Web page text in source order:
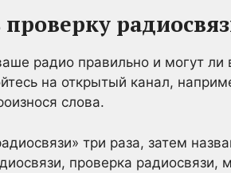
радио правильно и могут
на открытый канал,
слова.
три раза, затем
проверка